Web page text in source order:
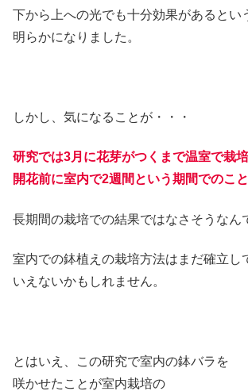
下から上への光でも十分効果があるとい
明らかになりました。
しかし、気になることが・・・
研究では3月に花芽がつくまで温室で栽
開花前に室内で2週間という期間でのこと
長期間の栽培での結果ではなさそうなん
室内での鉢植えの栽培方法はまだ確立し
いえないかもしれません。
とはいえ、この研究で室内の鉢バラを
咲かせたことが室内栽培の